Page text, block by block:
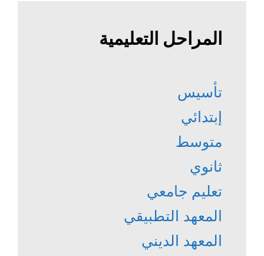
المراحل التعليمية
تأسيس
إبتدائي
متوسط
ثانوي
تعليم جامعي
المعهد التطبيقي
المعهد الديني